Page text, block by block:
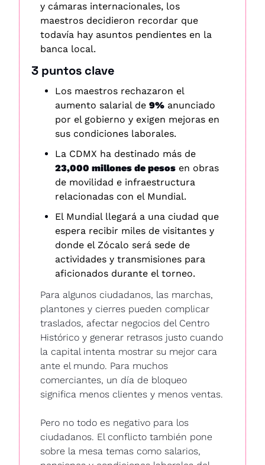
y cámaras internacionales, los
maestros decidieron recordar que
todavía hay asuntos pendientes en la
banca local.
3 puntos clave
Los maestros rechazaron el
aumento salarial de 9% anunciado
por el gobierno y exigen mejoras en
sus condiciones laborales.
23,000 millones de pesos en obras
de movilidad e infraestructura
relacionadas con el Mundial.
El Mundial llegará a una ciudad que
espera recibir miles de visitantes y
donde el Zócalo será sede de
actividades y transmisiones para
aficionados durante el torneo.
Para algunos ciudadanos, las marchas,
plantones y cierres pueden complicar
traslados, afectar negocios del Centro
Histórico y generar retrasos justo cuando
la capital intenta mostrar su mejor cara
ante el mundo. Para muchos
comerciantes, un día de bloqueo
Pero no todo es negativo para los
ciudadanos. El conflicto también pone
sobre la mesa temas como salarios,